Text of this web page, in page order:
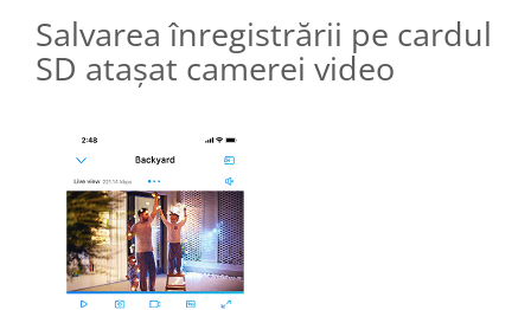
Salvarea înregistrării pe cardul
SD atașat camerei video